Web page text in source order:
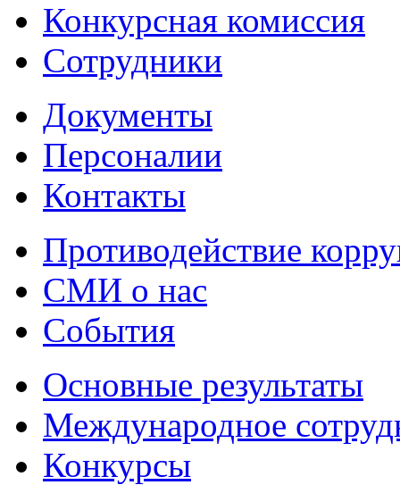
Конкурсная комиссия
Сотрудники
Документы
Персоналии
Контакты
Противодействие
СМИ о нас
События
Основные результаты
Международное
Конкурсы